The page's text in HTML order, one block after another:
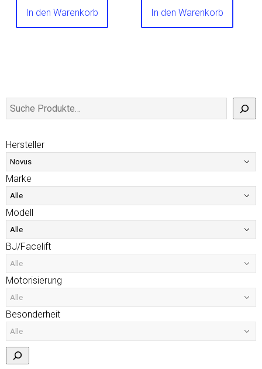
In den Warenkorb In den Warenkorb
Hersteller
Marke
Modell
BJ/Facelift
Motorisierung
Besonderheit